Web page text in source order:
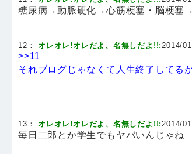
糖尿病→動脈硬化→心筋梗塞・脳梗塞
12：オレオレ!オレだよ、名無しだよ!!:2014/
>>11
それブログじゃなくて人生終了してる
13：オレオレ!オレだよ、名無しだよ!!:2014/
毎日二郎とか学生でもヤバいんじゃね